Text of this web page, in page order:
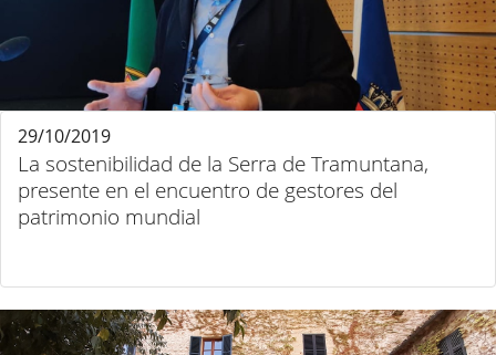
La sostenibilidad de la Serra de Tramuntana,
presente en el encuentro de gestores del
patrimonio mundial
29/10/2019